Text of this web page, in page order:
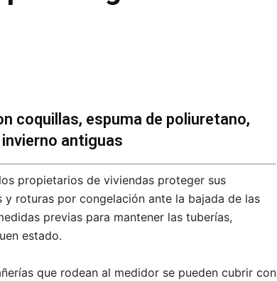
coquillas, espuma de poliuretano,
antiguas
propietarios de viviendas proteger sus
roturas por congelación ante la bajada de las
previas para mantener las tuberías,
estado.
que rodean al medidor se pueden cubrir con